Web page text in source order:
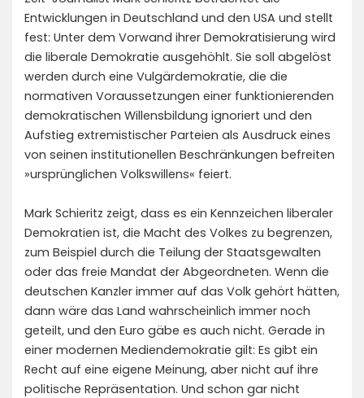
Entwicklungen in Deutschland und den USA und stellt
fest: Unter dem Vor­wand ihrer Demokratisierung wird
die liberale De­mokratie ausgehöhlt. Sie soll abgelöst
werden durch eine Vulgärdemokratie, die die
normativen Voraussetzungen einer funktionierenden
demokratischen Willensbildung ignoriert und den
Aufstieg extremistischer Parteien als Ausdruck eines
von sei­nen institutionellen Beschränkungen befreiten
»ursprünglichen Volkswillens« feiert.
Mark Schieritz zeigt, dass es ein Kennzeichen liberaler
Demokratien ist, die Macht des Volkes zu begrenzen,
zum Beispiel durch die Teilung der Staatsgewalten
oder das freie Mandat der Abgeordneten. Wenn die
deut­schen Kanzler immer auf das Volk gehört hätten,
dann wäre das Land wahrscheinlich immer noch
geteilt, und den Euro gäbe es auch nicht. Gerade in
einer modernen Mediendemokratie gilt: Es gibt ein
Recht auf eine eigene Meinung, aber nicht auf ihre
politische Repräsentation. Und schon gar nicht